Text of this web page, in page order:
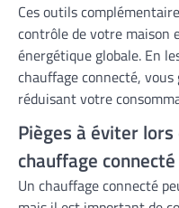
Ces outils
contrôle de votre maison
énergétique globale. En
chauffage connecté,
réduisant votre
Pièges à éviter lors
chauffage connecté
Un chauffage connecté